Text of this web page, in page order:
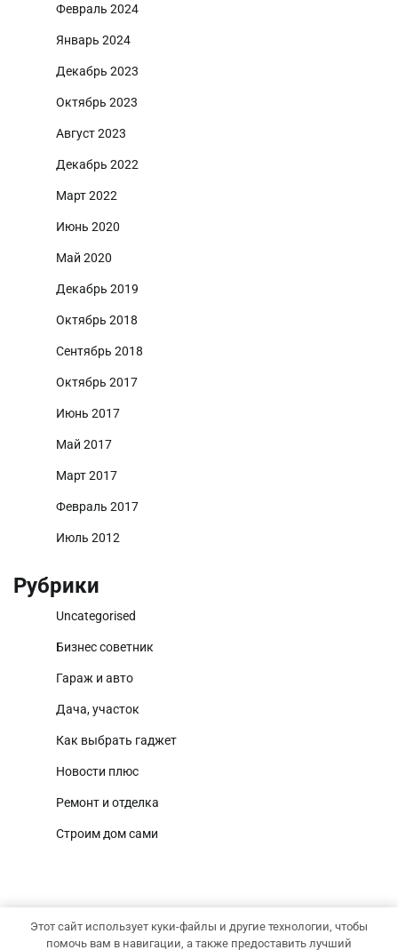
Февраль 2024
Январь 2024
Декабрь 2023
Октябрь 2023
Август 2023
Декабрь 2022
Март 2022
Июнь 2020
Май 2020
Декабрь 2019
Октябрь 2018
Сентябрь 2018
Октябрь 2017
Июнь 2017
Май 2017
Март 2017
Февраль 2017
Июль 2012
Рубрики
Uncategorised
Бизнес советник
Гараж и авто
Дача, участок
Как выбрать гаджет
Новости плюс
Ремонт и отделка
Строим дом сами
Территория домаТема National
Этот сайт использует куки-файлы и другие технологии, чтобы
помочь вам в навигации, а также предоставить лучший